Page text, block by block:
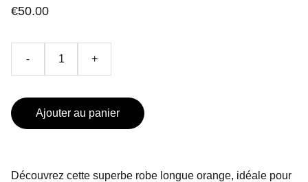
€50.00
- +
Ajouter au panier
Découvrez cette superbe robe longue orange, idéale pour